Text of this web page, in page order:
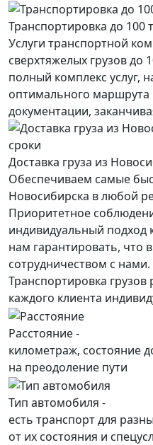
Транспортировка до 100
Услуги транспортной
сверхтяжелых грузов
полный комплекс услуг,
оптимального маршрута
документации,
Доставка груза из
Обеспечиваем самые
Новосибирска в любой
Приоритетное
индивидуальный подход
нам гарантировать, что
сотрудничеством с нами.
Транспортировка грузов
каждого клиента
Расстояние -
километраж, состояние
на преодоление пути
Тип автомобиля -
есть транспорт для
от их состояния и